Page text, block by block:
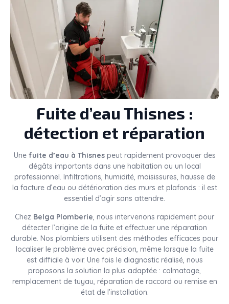
Fuite d’eau Thisnes :
détection et réparation
Une fuite d’eau à Thisnespeut rapidement provoquer des
dégâts importants dans une habitation ou un local
professionnel. Infiltrations, humidité, moisissures, hausse de
la facture d’eau ou détérioration des murs et plafonds : il est
essentiel d’agir sans attendre.
Chez Belga Plomberie, nous intervenons rapidement pour
détecter l’origine de la fuite et effectuer une réparation
durable. Nos plombiers utilisent des méthodes efficaces pour
localiser le problème avec précision, même lorsque la fuite
est difficile à voir. Une fois le diagnostic réalisé, nous
proposons la solution la plus adaptée : colmatage,
remplacement de tuyau, réparation de raccord ou remise en
état de l’installation.